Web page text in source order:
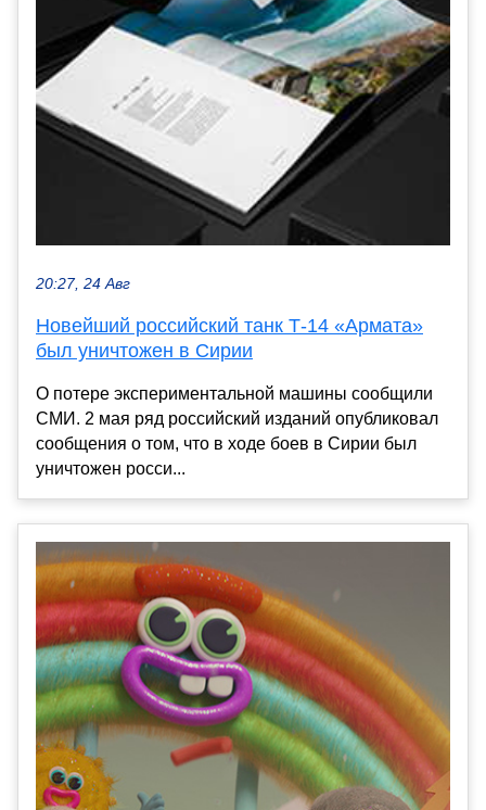
20:27, 24 Авг
Новейший российский танк Т-14 «Армата»
был уничтожен в Сирии
О потере экспериментальной машины сообщили
СМИ. 2 мая ряд российский изданий опубликовал
сообщения о том, что в ходе боев в Сирии был
уничтожен росси...